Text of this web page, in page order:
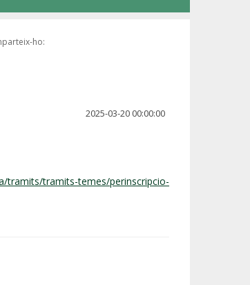
ho:
2025-03-20 00:00:00
tramits/tramits-temes/perinscripcio-